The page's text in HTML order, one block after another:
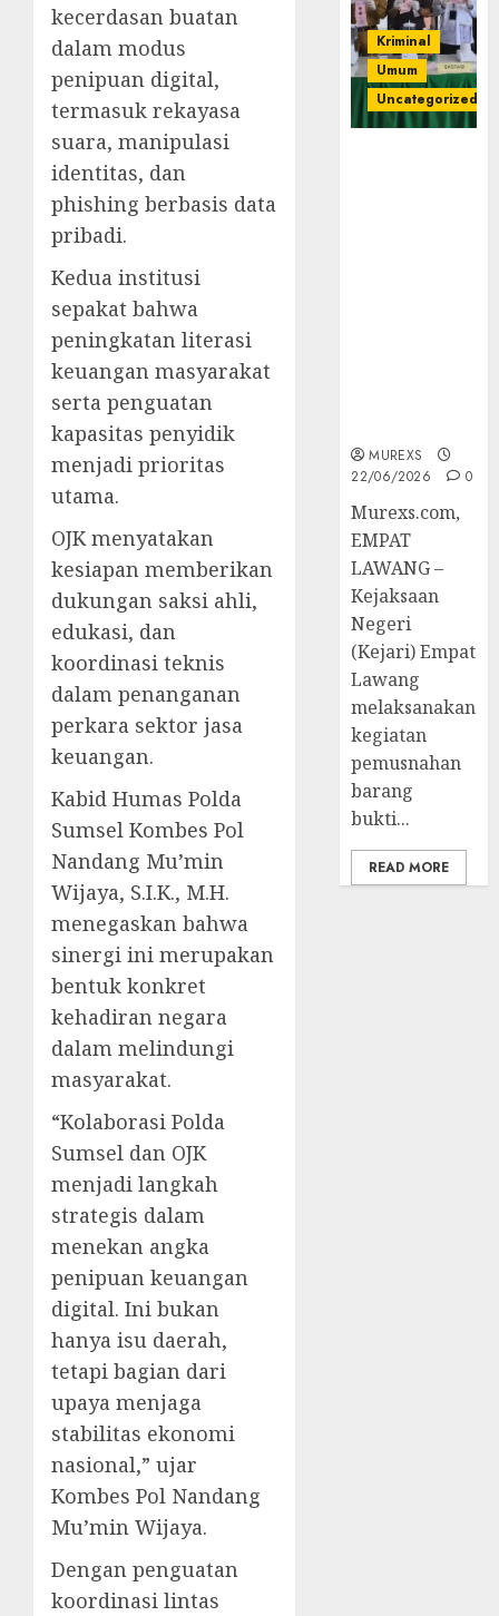
kecerdasan buatan
dalam modus
penipuan digital,
termasuk rekayasa
suara, manipulasi
identitas, dan
phishing berbasis data
pribadi.
Kedua institusi
sepakat bahwa
peningkatan literasi
keuangan masyarakat
serta penguatan
kapasitas penyidik
menjadi prioritas
utama.
OJK menyatakan
kesiapan memberikan
dukungan saksi ahli,
edukasi, dan
koordinasi teknis
dalam penanganan
perkara sektor jasa
keuangan.
Kabid Humas Polda
Sumsel Kombes Pol
Nandang Mu’min
Wijaya, S.I.K., M.H.
menegaskan bahwa
sinergi ini merupakan
bentuk konkret
kehadiran negara
dalam melindungi
masyarakat.
“Kolaborasi Polda
Sumsel dan OJK
menjadi langkah
strategis dalam
menekan angka
penipuan keuangan
digital. Ini bukan
hanya isu daerah,
tetapi bagian dari
upaya menjaga
stabilitas ekonomi
nasional,” ujar
Kombes Pol Nandang
Mu’min Wijaya.
Dengan penguatan
koordinasi lintas
Kriminal
Umum
Uncategorized
MUREXS
22/06/2026
0
‎Murexs.com,
EMPAT
LAWANG –
Kejaksaan
Negeri
(Kejari) Empat
Lawang
melaksanakan
kegiatan
pemusnahan
barang
bukti...
READ MORE